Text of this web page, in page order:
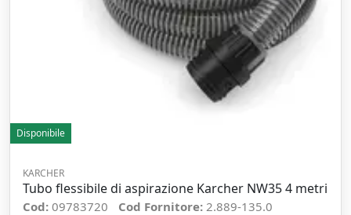
Disponibile
KARCHER
Tubo flessibile di aspirazione Karcher NW35 4 metri
Cod: 09783720 Cod Fornitore: 2.889-135.0